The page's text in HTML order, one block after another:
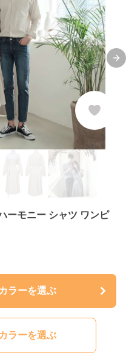
ーモニー シャツ ワンピ
ラーを選ぶ
ラーを選ぶ